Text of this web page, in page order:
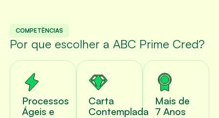
COMPETÊNCIAS
Por que escolher a ABC Prime Cred?
Processos
Ágeis e
Carta
Contemplada
Mais de
7 Anos